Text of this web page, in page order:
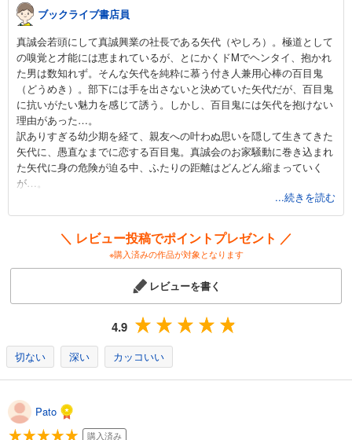
ブックライブ書店員
真誠会若頭にして真誠興業の社長である矢代（やしろ）。極道として
の嗅覚と才能には恵まれているが、とにかくドMでヘンタイ、抱かれ
た男は数知れず。そんな矢代を純粋に慕う付き人兼用心棒の百目鬼
（どうめき）。部下には手を出さないと決めていた矢代だが、百目鬼
に抗いがたい魅力を感じて誘う。しかし、百目鬼には矢代を抱けない
理由があった…。
訳ありすぎる幼少期を経て、親友への叶わぬ思いを隠して生きてきた
矢代に、愚直なまでに恋する百目鬼。真誠会のお家騒動に巻き込まれ
た矢代に身の危険が迫る中、ふたりの距離はどんどん縮まっていく
が…。
ストイックなスーツ姿、スリリングでほどよくリアルな抗争のシー
ン、ひとつ間違えればすぐに壊れてしまいそうな矢代と百目鬼の緊迫
感あふれる関係性…この作品の魅力を語り出せばきりがありません。
ユーモアの中に切なさをにじませるヨネダコウ先生のネーム運びと美
麗なイラストはため息もの。後ろめたい男たちに萌えるすべてのBL読
...続きを読む
＼ レビュー投稿でポイントプレゼント ／
※購入済みの作品が対象となります
レビューを書く
4.9
切ない 深い カッコいい
Pato
購入済み